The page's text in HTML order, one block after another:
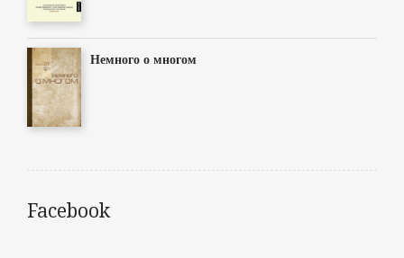
Немного о многом
Facebook